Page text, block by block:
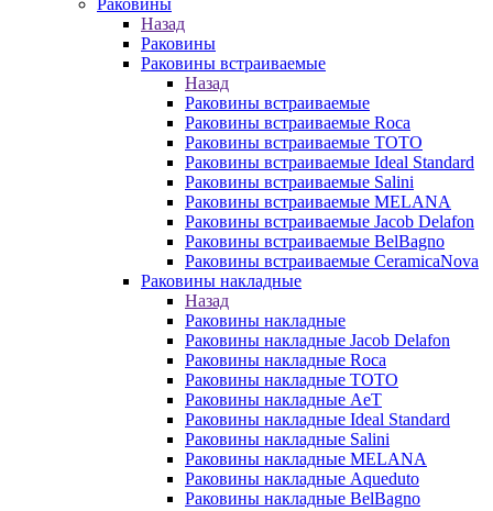
Раковины
Назад
Раковины
Раковины встраиваемые
Назад
Раковины встраиваемые
Раковины встраиваемые Roca
Раковины встраиваемые TOTO
Раковины встраиваемые Ideal Standard
Раковины встраиваемые Salini
Раковины встраиваемые MELANA
Раковины встраиваемые Jacob Delafon
Раковины встраиваемые BelBagno
Раковины встраиваемые CeramicaNova
Раковины накладные
Назад
Раковины накладные
Раковины накладные Jacob Delafon
Раковины накладные Roca
Раковины накладные TOTO
Раковины накладные AeT
Раковины накладные Ideal Standard
Раковины накладные Salini
Раковины накладные MELANA
Раковины накладные Aqueduto
Раковины накладные BelBagno